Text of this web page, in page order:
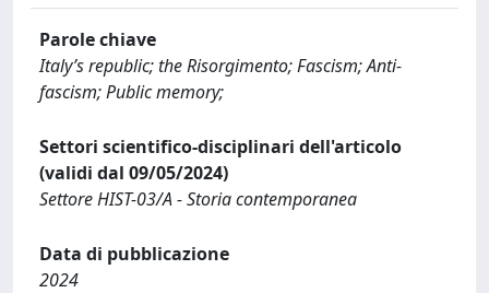
Parole chiave
Italy’s republic; the Risorgimento; Fascism; Anti-
fascism; Public memory;
Settori scientifico-disciplinari dell'articolo
(validi dal 09/05/2024)
Settore HIST-03/A - Storia contemporanea
Data di pubblicazione
2024